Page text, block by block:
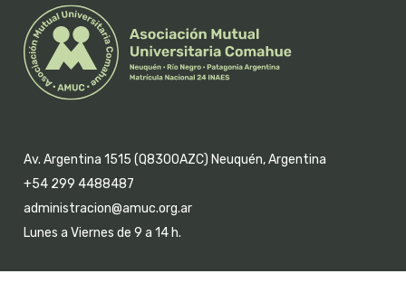
Av. Argentina 1515 (Q8300AZC) Neuquén, Argentina
+54 299 4488487
administracion@amuc.org.ar
Lunes a Viernes de 9 a 14 h.